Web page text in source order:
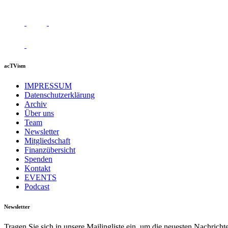
acTVism
IMPRESSUM
Datenschutzerklärung
Archiv
Über uns
Team
Newsletter
Mitgliedschaft
Finanzübersicht
Spenden
Kontakt
EVENTS
Podcast
Newsletter